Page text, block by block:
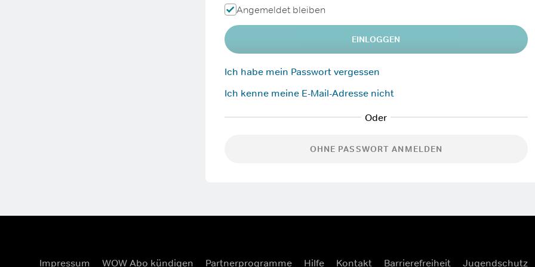
Angemeldet bleiben
EINLOGGEN
Ich habe mein Passwort vergessen
Ich kenne meine E-Mail-Adresse nicht
OHNE PASSWORT ANMELDEN
Impressum WOW Abo kündigen Partnerprogramme Hilfe Kontakt Barrierefreiheit Jugendschutz